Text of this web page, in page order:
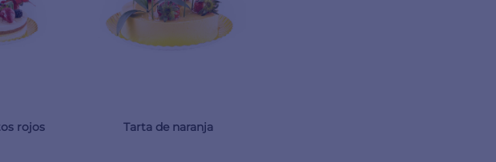
rojos Tarta de naranja